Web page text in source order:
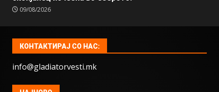
09/08/2026
КОНТАКТИРАЈ СО НАС:
info@gladiatorvesti.mk